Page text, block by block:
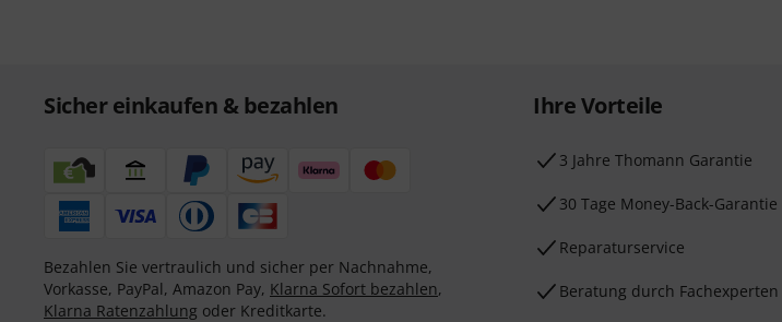
Sicher einkaufen & bezahlen
Bezahlen Sie vertraulich und sicher per Nachnahme,
Vorkasse, PayPal, Amazon Pay, Klarna Sofort bezahlen,
Klarna Ratenzahlung oder Kreditkarte.
Ihre Vorteile
3 Jahre Thomann Garantie
30 Tage Money-Back-Garantie
Reparaturservice
Beratung durch Fachexperten